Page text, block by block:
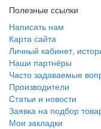
Полезные ссылки
Написать нам
Карта сайта
Личный кабинет,
Наши партнёры
Часто задаваемые
Производители
Статьи и новости
Заявка на подбор
Мои закладки